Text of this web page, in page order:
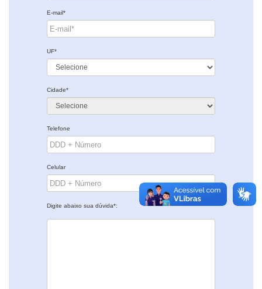
E-mail*
UF*
Cidade*
Telefone
Celular
Digite abaixo sua dúvida*: